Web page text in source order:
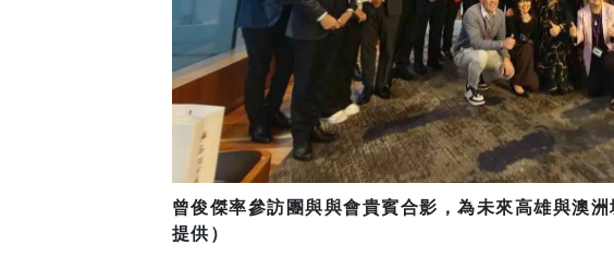
曾俊傑率參訪團與與會貴賓合影，為未來高雄與澳
提供）